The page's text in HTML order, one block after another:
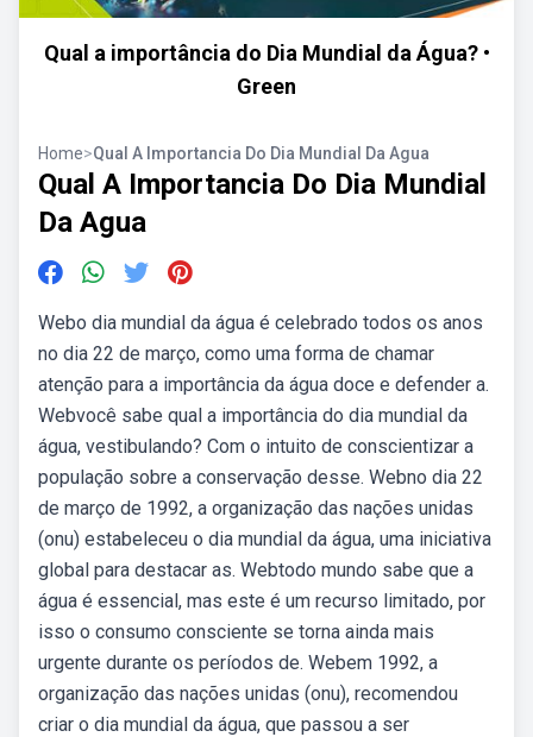
Qual a importância do Dia Mundial da Água? •
Green
Home>Qual A Importancia Do Dia Mundial Da Agua
Qual A Importancia Do Dia Mundial
Da Agua
Webo dia mundial da água é celebrado todos os anos
no dia 22 de março, como uma forma de chamar
atenção para a importância da água doce e defender a.
Webvocê sabe qual a importância do dia mundial da
água, vestibulando? Com o intuito de conscientizar a
população sobre a conservação desse. Webno dia 22
de março de 1992, a organização das nações unidas
(onu) estabeleceu o dia mundial da água, uma iniciativa
global para destacar as. Webtodo mundo sabe que a
água é essencial, mas este é um recurso limitado, por
isso o consumo consciente se torna ainda mais
urgente durante os períodos de. Webem 1992, a
organização das nações unidas (onu), recomendou
criar o dia mundial da água, que passou a ser